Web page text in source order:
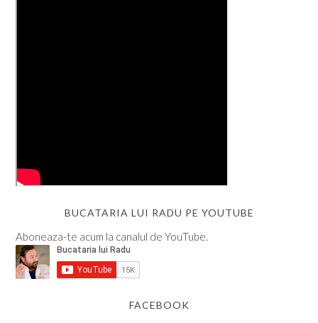
BUCATARIA LUI RADU PE YOUTUBE
Aboneaza-te acum la canalul de YouTube.
FACEBOOK